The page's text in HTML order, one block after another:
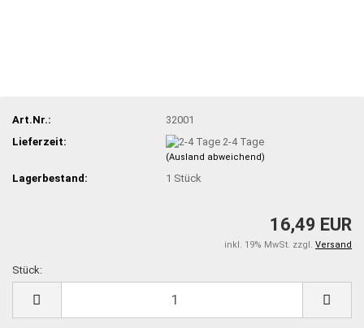
Art.Nr.:
32001
Lieferzeit:
2-4 Tage
(Ausland abweichend)
Lagerbestand: 1 Stück
16,49 EUR
inkl. 19% MwSt. zzgl. Versand
Stück: